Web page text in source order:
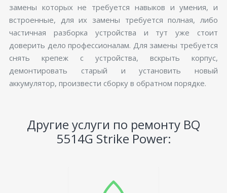
замены которых не требуется навыков и умения, и
встроенные, для их замены требуется полная, либо
частичная разборка устройства и тут уже стоит
доверить дело профессионалам. Для замены требуется
снять крепеж с устройства, вскрыть корпус,
демонтировать старый и установить новый
аккумулятор, произвести сборку в обратном порядке.
Другие услуги по ремонту BQ
5514G Strike Power: